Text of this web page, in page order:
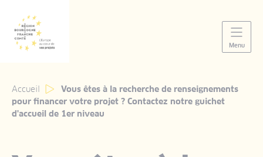
Menu
Accueil
Vous êtes à la recherche de renseignements
pour financer votre projet ? Contactez notre guichet
d'accueil de 1er niveau